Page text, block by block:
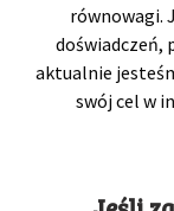
równowagi.
doświadczeń,
aktualnie
swój cel w